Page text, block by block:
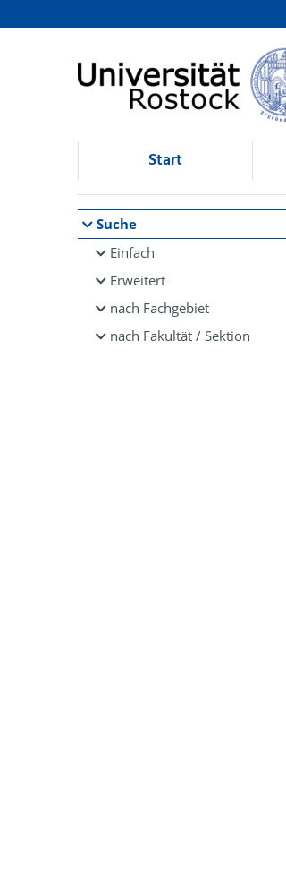
Browsen
direkt zum Inhalt
Start
Suche
Einfach
Erweitert
nach Fachgebiet
nach Fakultät / Sektion